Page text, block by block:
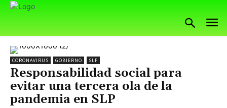
CORONAVIRUS GOBIERNO SLP
Responsabilidad social para
evitar una tercera ola de la
pandemia en SLP